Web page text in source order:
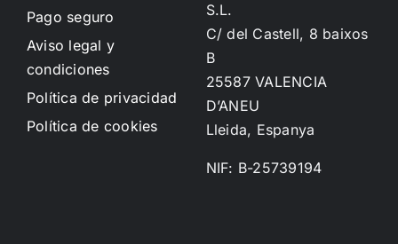
Pago seguro
Aviso legal y
condiciones
Política de privacidad
Política de cookies
S.L.
C/ del Castell, 8 baixos
B
25587 VALENCIA
D’ANEU
Lleida, Espanya
NIF: B-25739194